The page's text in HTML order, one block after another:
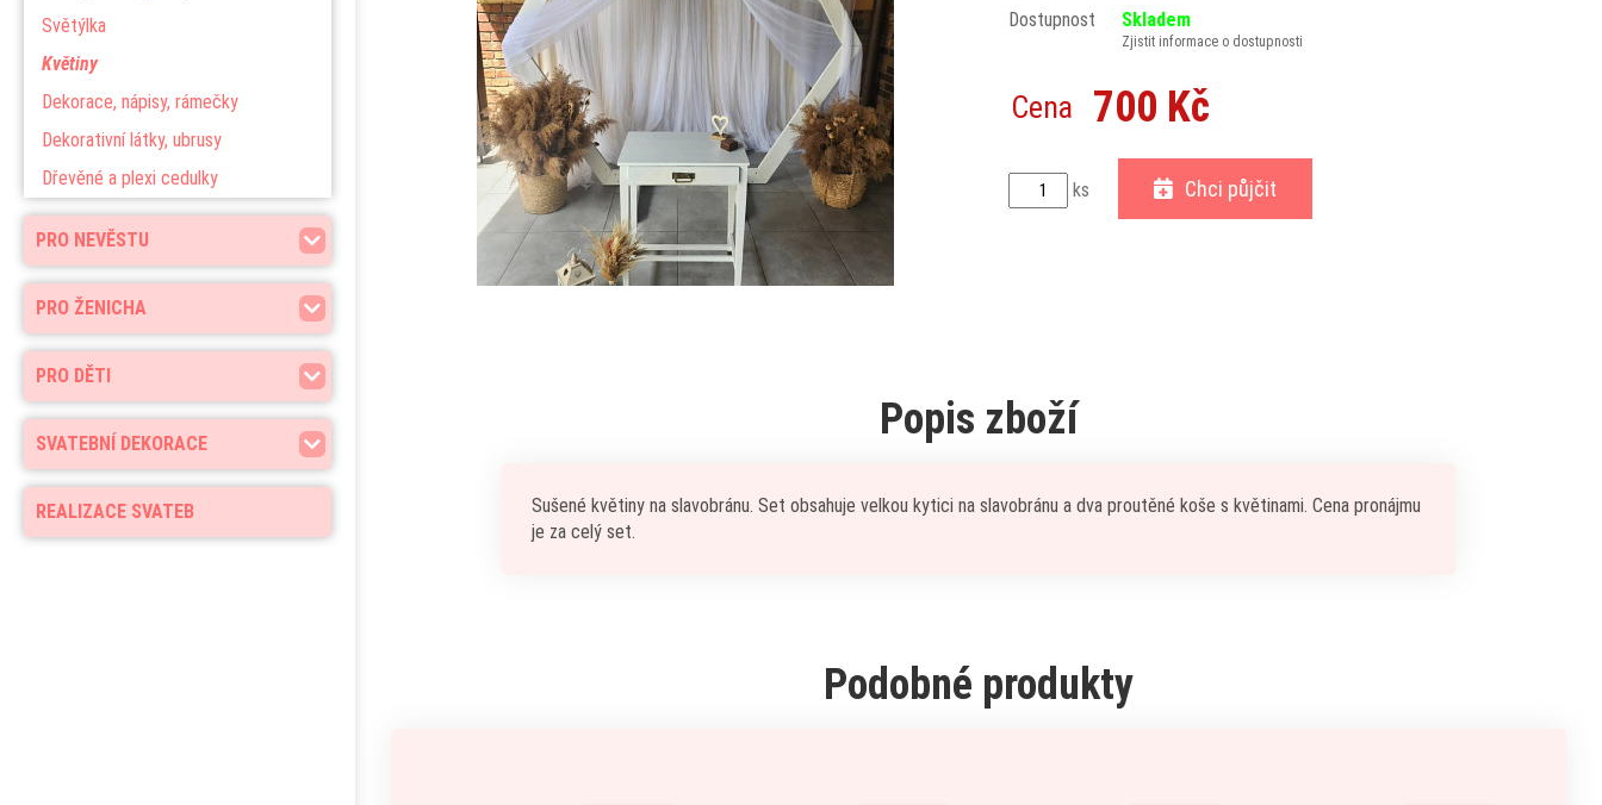
Světýlka
Květiny
Dekorace, nápisy, rámečky
Dekorativní látky, ubrusy
Dřevěné a plexi cedulky
PRO NEVĚSTU
PRO ŽENICHA
PRO DĚTI
SVATEBNÍ DEKORACE
REALIZACE SVATEB
Dostupnost
Skladem
Zjistit informace o dostupnosti
Cena 700 Kč
ks Chci půjčit
Popis zboží
Sušené květiny na slavobránu. Set obsahuje velkou kytici na slavobránu a dva proutěné koše s květinami. Cena pronájmu
je za celý set.
Podobné produkty